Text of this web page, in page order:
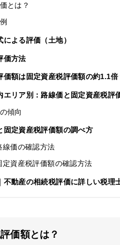
とは？
による評価（土地）
価方法
価額は固定資産税評価額の約1.1倍
エリア別：路線価と固定資産税評
傾向
固定資産税評価額の調べ方
線価の確認方法
定資産税評価額の確認方法
不動産の相続税評価に詳しい税理
価額とは？